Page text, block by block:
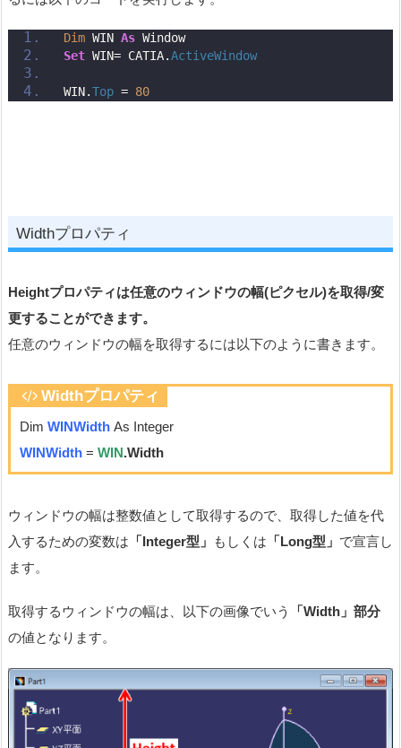
Dim WIN As Window
Set WIN= CATIA.ActiveWindow
WIN.Top = 80
Widthプロパティ
Heightプロパティは任意のウィンドウの幅(ピクセル)を取得/変
更することができます。
任意のウィンドウの幅を取得するには以下のように書きます。
Widthプロパティ
Dim WINWidth As Integer
WINWidth = WIN.Width
ウィンドウの幅は整数値として取得するので、取得した値を代
入するための変数は 「Integer型」 もしくは 「Long型」 で宣言し
ます。
取得するウィンドウの幅は、以下の画像でいう
「Width」部分
の値となります。